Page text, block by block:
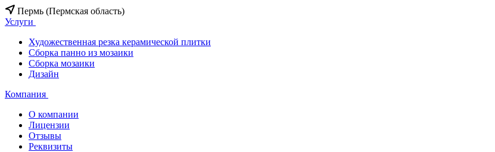
Пермь (Пермская область)
Услуги
Художественная резка керамической плитки
Сборка панно из мозаики
Сборка мозаики
Дизайн
Компания
О компании
Лицензии
Отзывы
Реквизиты